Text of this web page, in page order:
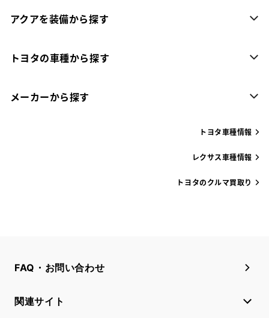
アクアを装備から探す
トヨタの車種から探す
メーカーから探す
トヨタ車種情報
レクサス車種情報
トヨタのクルマ買取り
FAQ・お問い合わせ
関連サイト